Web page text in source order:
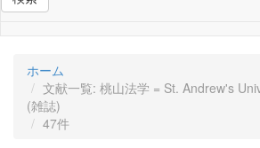
ホーム
文献一覧: 桃山法学 = St. Andrew's
(雑誌)
47件